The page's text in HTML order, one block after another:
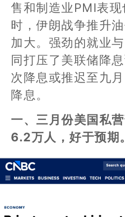
售和制造业PMI表
时，伊朗战争推升
加大。强劲的就业
同打压了美联储降
次降息或推迟至九
降息。
一、三月份美国私
6.2万人，好于预期。